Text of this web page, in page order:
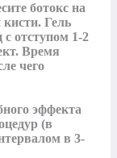
ботокс на
Гель
с отступом 1-2
Время
чего
эффекта
(в
в 3-